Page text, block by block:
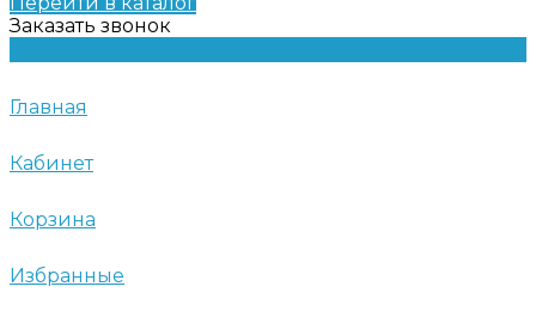
Заказать звонок
Главная
Кабинет
Корзина
Избранные